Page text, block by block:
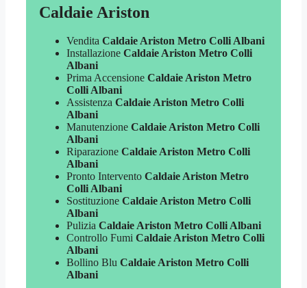
Caldaie Ariston
Vendita Caldaie Ariston Metro Colli Albani
Installazione Caldaie Ariston Metro Colli
Albani
Prima Accensione Caldaie Ariston Metro
Colli Albani
Assistenza Caldaie Ariston Metro Colli
Albani
Manutenzione Caldaie Ariston Metro Colli
Albani
Riparazione Caldaie Ariston Metro Colli
Albani
Pronto Intervento Caldaie Ariston Metro
Colli Albani
Sostituzione Caldaie Ariston Metro Colli
Albani
Pulizia Caldaie Ariston Metro Colli Albani
Controllo Fumi Caldaie Ariston Metro Colli
Albani
Bollino Blu Caldaie Ariston Metro Colli
Albani